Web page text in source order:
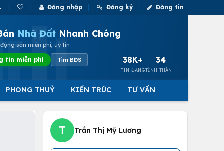
Đăng nhập Đăng ký Đăng tin
Nhà Đất Nhanh Chóng
sản miễn phí, uy tín
tin miễn phí Tìm BĐS 38K+
TIN ĐĂNG
34
TỈNH THÀNH
PHONG THUỶ KIẾN TRÚC TƯ VẤN
T Trần Thị Mỹ Lương